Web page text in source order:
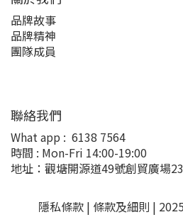
品牌故事
品牌精神
團隊成員
聯絡我們
What app : 6138 7564
時間 : Mon-Fri 14:00-19:00
地址：觀塘開源道49號創貿廣場
隱私條款 | 條款及細則 |